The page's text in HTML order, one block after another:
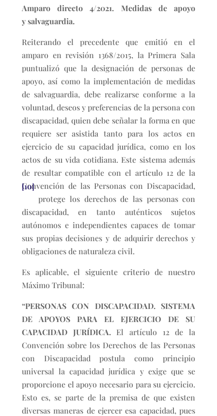
Amparo directo 4/2021. Medidas de apoyo
y salvaguardia.
Reiterando el precedente que emitió en el
amparo en revisión 1368/2015, la Primera Sala
puntualizó que la designación de personas de
apoyo, así como la implementación de medidas
de salvaguardia, debe realizarse conforme a la
voluntad, deseos y preferencias de la persona con
discapacidad, quien debe señalar la forma en que
requiere ser asistida tanto para los actos en
ejercicio de su capacidad jurídica, como en los
actos de su vida cotidiana. Este sistema además
de resultar compatible con el artículo 12 de la
Convención de las Personas con Discapacidad,
[10]
protege los derechos de las personas con
discapacidad, en tanto auténticos sujetos
autónomos e independientes capaces de tomar
sus propias decisiones y de adquirir derechos y
obligaciones de naturaleza civil.
Es aplicable, el siguiente criterio de nuestro
Máximo Tribunal:
“PERSONAS CON DISCAPACIDAD. SISTEMA
DE APOYOS PARA EL EJERCICIO DE SU
CAPACIDAD JURÍDICA.El artículo 12 de la
Convención sobre los Derechos de las Personas
con Discapacidad postula como principio
universal la capacidad jurídica y exige que se
proporcione el apoyo necesario para su ejercicio.
Esto es, se parte de la premisa de que existen
diversas maneras de ejercer esa capacidad, pues